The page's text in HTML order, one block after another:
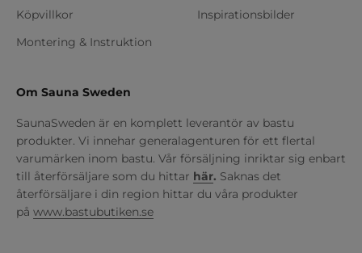
Köpvillkor
Montering & Instruktion
Inspirationsbilder
Om Sauna Sweden
SaunaSweden är en komplett leverantör av bastu
produkter. Vi innehar generalagenturen för ett flertal
varumärken inom bastu. Vår försäljning inriktar sig enbart
till återförsäljare som du hittar här. Saknas det
återförsäljare i din region hittar du våra produkter
på www.bastubutiken.se